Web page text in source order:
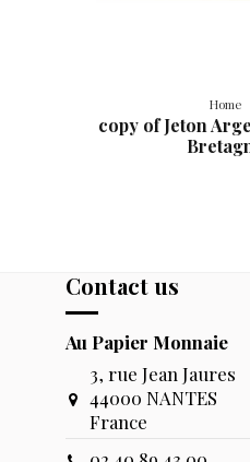
Home
copy of Jeton
Contact us
Au Papier Monnaie
3, rue Jean Jaures
44000 NANTES
France